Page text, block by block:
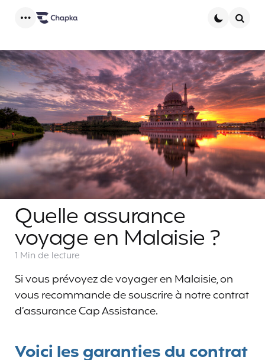
Quelle assurance
voyage en Malaisie ?
1 Min de lecture
Si vous prévoyez de voyager en Malaisie, on
vous recommande de souscrire à notre contrat
d’assurance Cap Assistance.
Voici les garanties du contrat